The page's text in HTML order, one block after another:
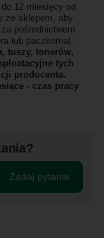
12 miesięcy od
ze sklepem, aby
pośrednictwem
lub paczkomat.
tuszy, tonerów,
tych
producenta.
- czas pracy
Zadaj pytanie